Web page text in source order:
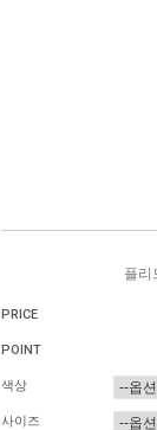
플리
PRICE
POINT
색상
사이즈